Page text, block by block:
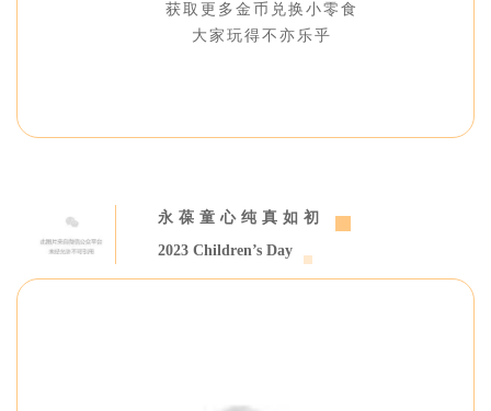
获取更多金币兑换小零食
大家玩得不亦乐乎
永葆童心纯真如初
2023 Children’s Day